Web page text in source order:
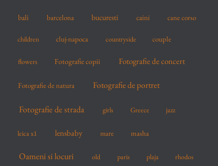
bali barcelona bucuresti caini cane corso
children cluj-napoca countryside couple
flowers Fotografie copii Fotografie de concert
Fotografie de natura Fotografie de portret
Fotografie de strada girls Greece jazz
leica x1 lensbaby mare masha
Oameni si locuri old paris plaja rhodos